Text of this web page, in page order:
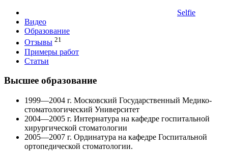
Selfie
Видео
Образование
Отзывы 21
Примеры работ
Статьи
Высшее образование
1999—2004 г. Московский Государственный Медико-
стоматологический Университет
2004—2005 г. Интернатура на кафедре госпитальной
хирургической стоматологии
2005—2007 г. Ординатура на кафедре Госпитальной
ортопедической стоматологии.